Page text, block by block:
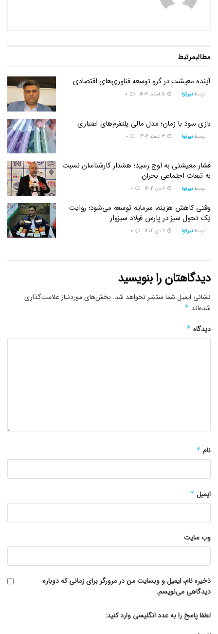
مطالبمرتبط
آینده معیشت در گرو توسعه فناوری‌های اقتصادی
توسط نیرتوا
بازی سود با زمان؛ مدل مالی پلتفرم‌های اعتباری
توسط نیرتوا
فشار معیشتی به اوج رسید؛ هشدار کارشناسان نسبت
به تبعات اجتماعی بحران
توسط نیرتوا
وقتی کاهش هزینه، سرمایه توسعه می‌شود؛ روایت
یک تحول سبز در پارس فولاد سبزوار
توسط نیرتوا
دیدگاهتان را بنویسید
نشانی ایمیل شما منتشر نخواهد شد. بخش‌های موردنیاز علامت‌گذاری
شده‌اند *
دیدگاه *
نام *
ایمیل *
وب‌ سایت
ذخیره نام، ایمیل و وبسایت من در مرورگر برای زمانی که دوباره
دیدگاهی می‌نویسم.
لطفا پاسخ را به عدد انگلیسی وارد کنید: